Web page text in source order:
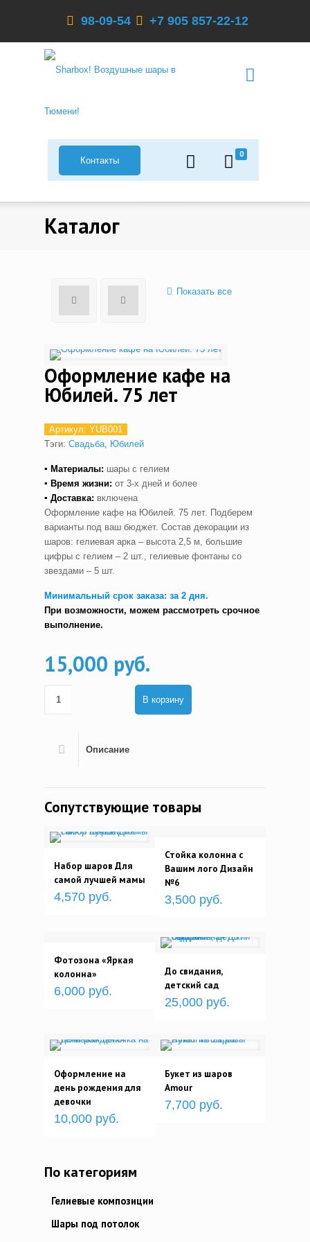
98-09-54 +7 905 857-22-12
0
Контакты
Каталог
Показать все
Оформление кафе на
Юбилей. 75 лет
Артикул: YUB001
Тэги: Свадьба, Юбилей
▪ Материалы: шары с гелием
▪ Время жизни: от 3-х дней и более
▪ Доставка: включена
Оформление кафе на Юбилей. 75 лет. Подберем
варианты под ваш бюджет. Состав декорации из
шаров: гелиевая арка – высота 2,5 м, большие
цифры с гелием – 2 шт., гелиевые фонтаны со
звездами – 5 шт.
Минимальный срок заказа: за 2 дня.
При возможности, можем рассмотреть срочное
выполнение.
15,000 руб.
В корзину
Описание
Сопутствующие товары
Набор шаров Для
самой лучшей мамы
4,570 руб.
Стойка колонна с
Вашим лого Дизайн
№6
3,500 руб.
Фотозона «Яркая
колонна»
6,000 руб.
До свидания,
детский сад
25,000 руб.
Оформление на
день рождения для
девочки
10,000 руб.
Букет из шаров
Amour
7,700 руб.
По категориям
Гелиевые композиции
Шары под потолок